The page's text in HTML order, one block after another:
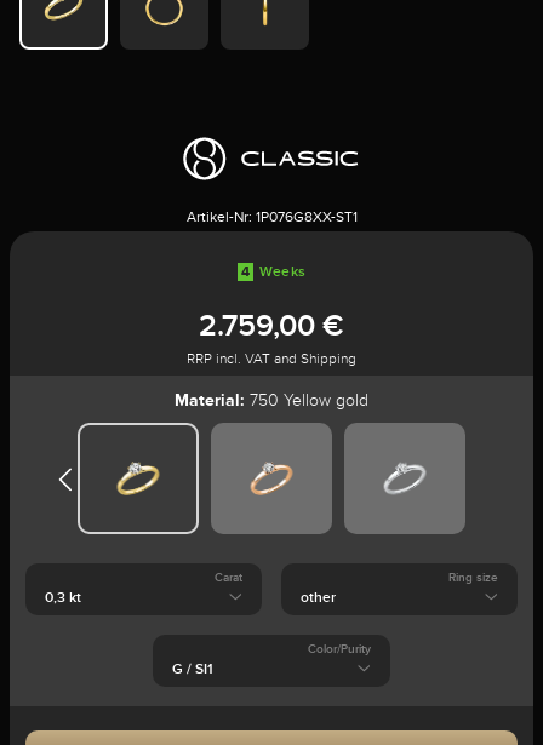
Artikel-Nr: 1P076G8XX-ST1
4 Weeks
2.759,00 €
RRP incl. VAT and Shipping
Material: 750 Yellow gold
Carat Ring size
Color/Purity